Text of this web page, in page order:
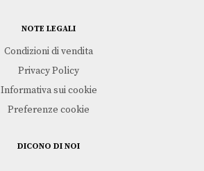
NOTE LEGALI
Condizioni di vendita
Privacy Policy
Informativa sui cookie
Preferenze cookie
DICONO DI NOI